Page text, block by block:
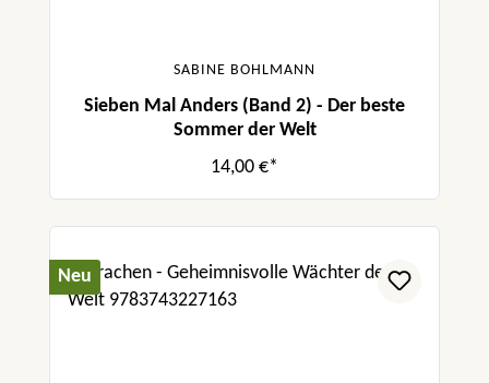
SABINE BOHLMANN
Sieben Mal Anders (Band 2) - Der beste
Sommer der Welt
14,00 €*
Neu